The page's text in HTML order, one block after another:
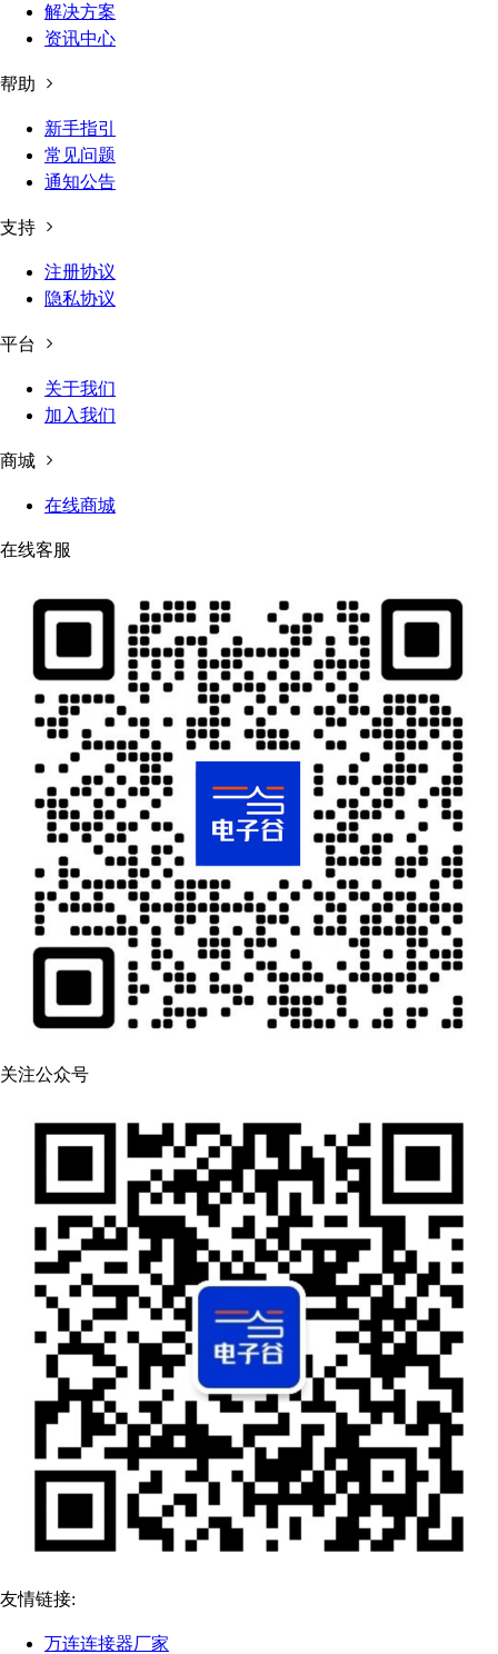
解决方案
资讯中心
帮助
新手指引
常见问题
通知公告
支持
注册协议
隐私协议
平台
关于我们
加入我们
商城
在线商城
在线客服
关注公众号
友情链接:
万连连接器厂家